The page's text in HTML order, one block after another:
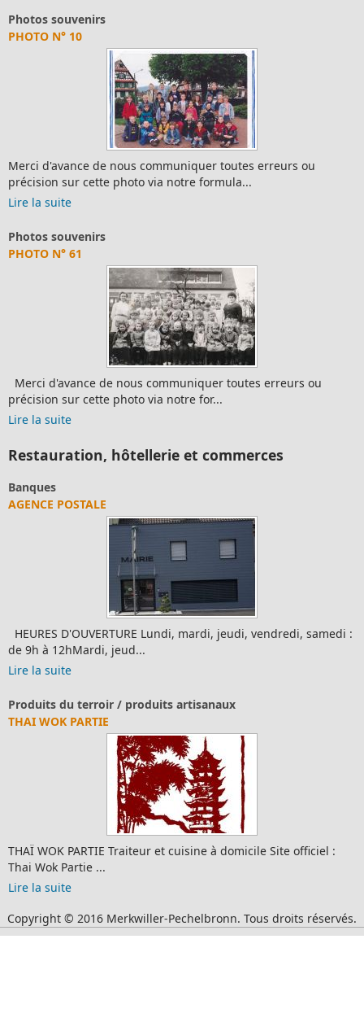
Photos souvenirs
PHOTO N° 10
Merci d'avance de nous communiquer toutes erreurs ou
précision sur cette photo via notre formula...
Lire la suite
Photos souvenirs
PHOTO N° 61
Merci d'avance de nous communiquer toutes erreurs ou
précision sur cette photo via notre for...
Lire la suite
Restauration, hôtellerie et commerces
Banques
AGENCE POSTALE
HEURES D'OUVERTURE Lundi, mardi, jeudi, vendredi, samedi :
de 9h à 12hMardi, jeud...
Lire la suite
Produits du terroir / produits artisanaux
THAI WOK PARTIE
THAÏ WOK PARTIE Traiteur et cuisine à domicile Site officiel :
Thai Wok Partie ...
Lire la suite
Copyright © 2016 Merkwiller-Pechelbronn. Tous droits réservés.